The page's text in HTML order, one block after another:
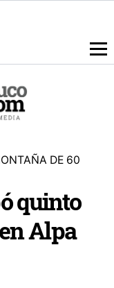
DE 60
quinto
Alpa